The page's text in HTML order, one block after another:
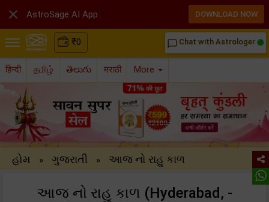
₹0 chat_bubble_outline Chat with Astrologer
हिन्दी தமிழ் తెలుగు मराठी More
હોમ » ગુજરાતી » આજ નો રાહુ કાળ
આજ નો રાહુ કાળ (Hyderabad, -
 AstroSage AI App DOWNLOAD NOW